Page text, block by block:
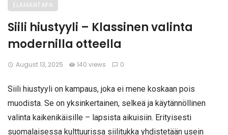
ELAMANTAPA
Siili hiustyyli – Klassinen valinta
modernilla otteella
August 13, 2025 140 views 0
Siili hiustyyli on kampaus, joka ei mene koskaan pois
muodista. Se on yksinkertainen, selkeä ja käytännöllinen
valinta kaikenikäisille – lapsista aikuisiin. Erityisesti
suomalaisessa kulttuurissa siilitukka yhdistetään usein